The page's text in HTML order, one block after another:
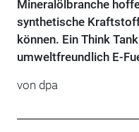
Mineralölbranche
synthetische
können. Ein Think
umweltfreundlich E-
von dpa